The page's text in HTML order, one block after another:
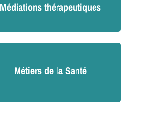
Médiations thérapeutiques
Métiers de la Santé